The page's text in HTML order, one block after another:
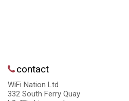
contact
WiFi Nation Ltd
332 South Ferry Quay